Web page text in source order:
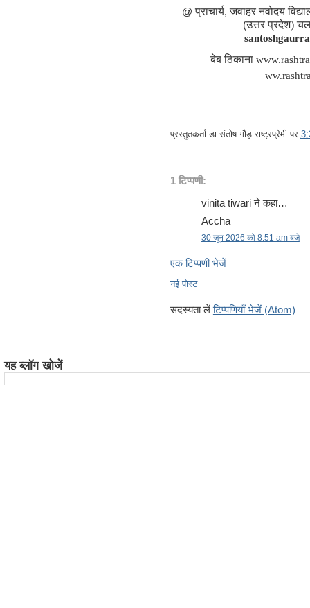
@प्राचार्य,जवाहर नवोदय
(उत्तर प्रदेश)
बेब ठिकाना
प्रस्तुतकर्ताडा.संतोष गौड़ राष्ट्रप्रेमी पर
1 टिप्पणी:
vinita tiwari ने कहा…
Accha
30 जून 2026 को 8:51 am बजे
एक टिप्पणी भेजें
नई पोस्ट
सदस्यता लेंटिप्पणियाँ भेजें (Atom)
यह ब्लॉग खोजें